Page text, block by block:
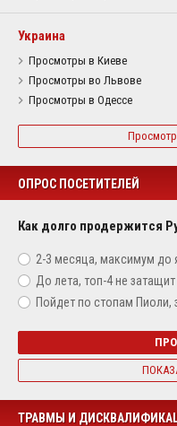
Украина
Просмотры в Киеве
Просмотры во Львове
Просмотры в Одессе
ОПРОС ПОСЕТИТЕЛЕЙ
Как долго продержится
2-3 месяца, максимум до
До лета, топ-4 не затащит
Пойдет по стопам Пиоли,
ТРАВМЫ И